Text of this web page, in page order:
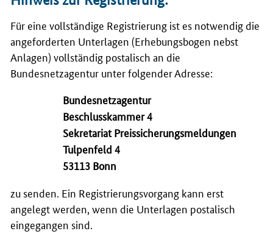
Für eine vollständige Registrierung ist es notwendig die
angeforderten Unterlagen (Erhebungsbogen nebst
Anlagen) vollständig postalisch an die
Bundesnetzagentur unter folgender Adresse:
Bundesnetzagentur
Beschlusskammer 4
Sekretariat Preissicherungsmeldungen
Tulpenfeld 4
53113 Bonn
zu senden. Ein Registrierungsvorgang kann erst
angelegt werden, wenn die Unterlagen postalisch
eingegangen sind.